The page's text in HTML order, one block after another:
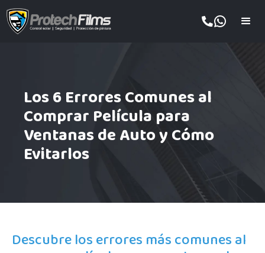
Los 6 Errores Comunes al
Comprar Película para
Ventanas de Auto y Cómo
Evitarlos
Descubre los errores más comunes al